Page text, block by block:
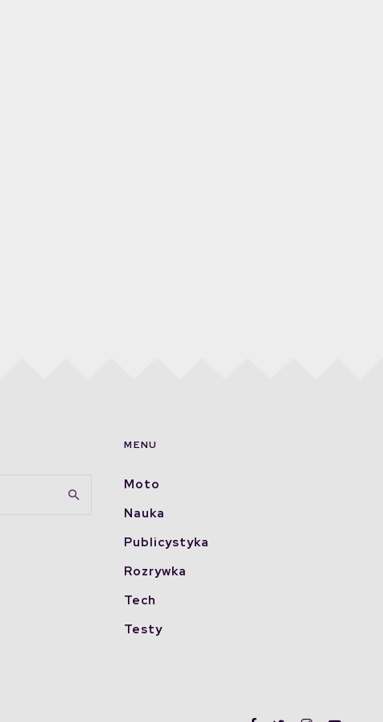
MENU
Moto
Nauka
Publicystyka
Rozrywka
Tech
Testy